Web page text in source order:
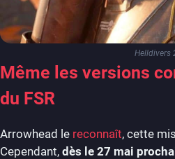
Helldivers
Même les versions
du FSR
Arrowhead le reconnaît, cette
Cependant, dès le 27 mai